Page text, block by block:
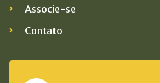
Associe-se
Contato